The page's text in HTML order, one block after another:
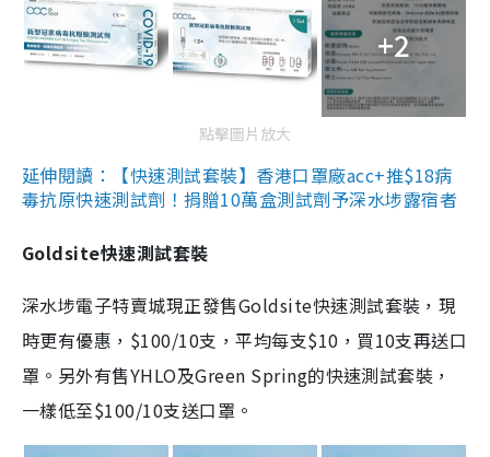
+2
點擊圖片放大
延伸閱讀：【快速測試套裝】香港口罩廠acc+推$18病
毒抗原快速測試劑！捐贈10萬盒測試劑予深水埗露宿者
Goldsite快速測試套裝
深水埗電子特賣城現正發售Goldsite快速測試套裝，現
時更有優惠，$100/10支，平均每支$10，買10支再送口
罩。另外有售YHLO及Green Spring的快速測試套裝，
一樣低至$100/10支送口罩。